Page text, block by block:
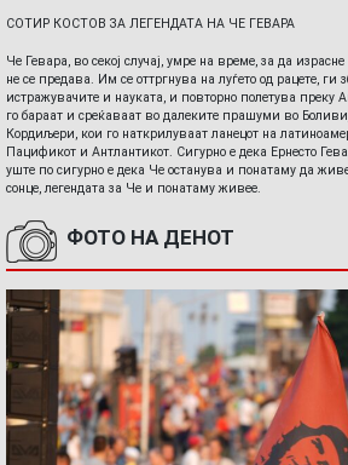
СОТИР КОСТОВ ЗА ЛЕГЕНДАТА НА ЧЕ ГЕВАРА
Че Гевара, во секој случај, умре на време, за да
не се предава. Им се оттргнува на луѓето од рацете, ги
истражувачите и науката, и повторно полетува преку
го бараат и среќаваат во далеките прашуми во
Кордиљери, кои го наткрилуваат ланецот на
Пацификот и Антлантикот. Сигурно е дека Ернесто
уште по сигурно е дека Че останува и понатаму да
сонце, легендата за Че и понатаму живее.
ФОТО НА ДЕНОТ